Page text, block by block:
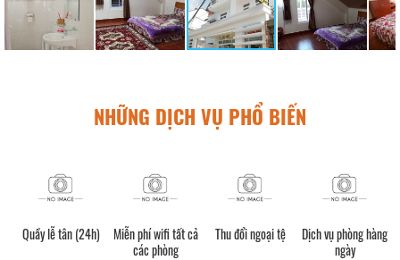
NHỮNG DỊCH VỤ PHỔ BIẾN
Quầy lễ tân (24h)
Miễn phí wifi tất cả
các phòng
Thu đổi ngoại tệ
Dịch vụ phòng hàng
ngày